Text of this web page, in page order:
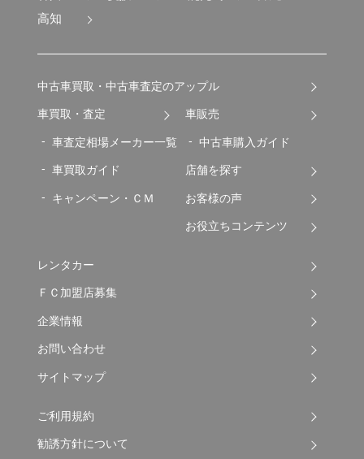
高知
中古車買取・中古車査定のアップル
車買取・査定
車査定相場メーカー一覧
車買取ガイド
キャンペーン・ＣＭ
車販売
中古車購入ガイド
店舗を探す
お客様の声
お役立ちコンテンツ
レンタカー
ＦＣ加盟店募集
企業情報
お問い合わせ
サイトマップ
ご利用規約
勧誘方針について